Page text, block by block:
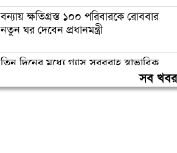
বন্যায় ক্ষতিগ্রস্ত ১০০ পরিবারকে রোববার
নতুন ঘর দেবেন প্রধানমন্ত্রী
তিন দিনের মধ্যে গ্যাস সরবরাহ স্বাভাবিক
সব